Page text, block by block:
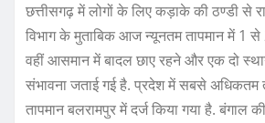
छत्तीसगढ़ में लोगों के लिए कड़ाके की ठण्डी से
विभाग के मुताबिक आज न्यूनतम तापमान में 1 से 2
वहीं आसमान में बादल छाए रहने और एक दो
संभावना जताई गई है. प्रदेश में सबसे अधिकतम
तापमान बलरामपुर में दर्ज किया गया है. बंगाल